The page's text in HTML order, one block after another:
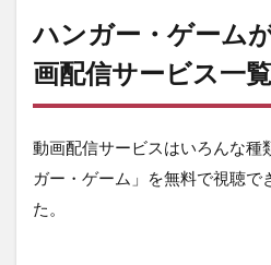
ー・
ゲー
ムが
視聴
でき
画配
ハンガー・ゲーム
画配信サービス一覧
動画配信サービスはいろんな種
ガー・ゲーム」を無料で視聴で
た。